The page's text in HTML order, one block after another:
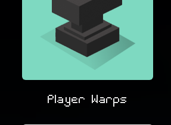
Player Warps